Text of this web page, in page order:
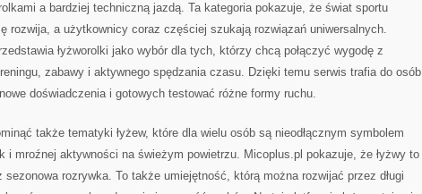
a bardziej techniczną jazdą. Ta kategoria pokazuje, że świat sportu
rozwija, a użytkownicy coraz częściej szukają rozwiązań uniwersalnych.
łyżworolki jako wybór dla tych, którzy chcą połączyć wygodę z
zabawy i aktywnego spędzania czasu. Dzięki temu serwis trafia do osób
doświadczenia i gotowych testować różne formy ruchu.
także tematyki łyżew, które dla wielu osób są nieodłącznym symbolem
i mroźnej aktywności na świeżym powietrzu. Micoplus.pl pokazuje, że łyżwy to
sezonowa rozrywka. To także umiejętność, którą można rozwijać przez długi